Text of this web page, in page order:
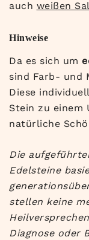
auch weißen
Hinweise
Da es sich um
sind Farb- und
Diese
Stein zu einem
natürliche
Die
Edelsteine
stellen keine
Diagnose oder